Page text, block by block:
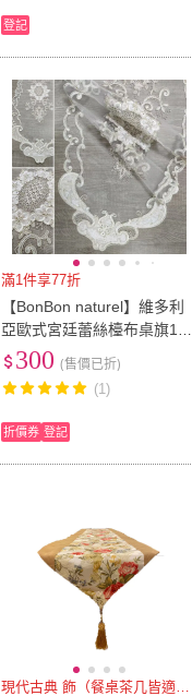
登記
滿1件享77折
【BonBon naturel】維多利
亞歐式宮廷蕾絲檯布桌旗130
*40CM(蕾絲桌旗/長桌旗/檯
300 (售價已折)
(1)
折價券 登記
現代古典 飾（餐桌茶几皆適用）